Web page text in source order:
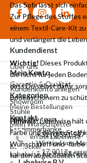
Das Sofa lässt sich
Zur Pflege des Stoffes
einem Textil-Care-Kit
und verlängert die
Wichtig!Dieses
die nicht für jeden
dass Du selbst dafür
Bodenschonern zu
Hinweis:Labelwise hält
Farbe und diesem Stoff
Wunschstoff und -farbe
für den abgebildeten
Kundendienst
Über uns
Garantie & Qualität
Showroom
Meet the team
Arbeiten bei Labelwise
Labelwise für
Mein Konto
Kundenkonto anlegen
Meine Bestellungen
Mein Wunschzettel
Kategorien
Stühle
Esszimmerbänke
Barhocker
Kontakt
+31 (0)591 547
Wir sind von
– 17:00 Uhr